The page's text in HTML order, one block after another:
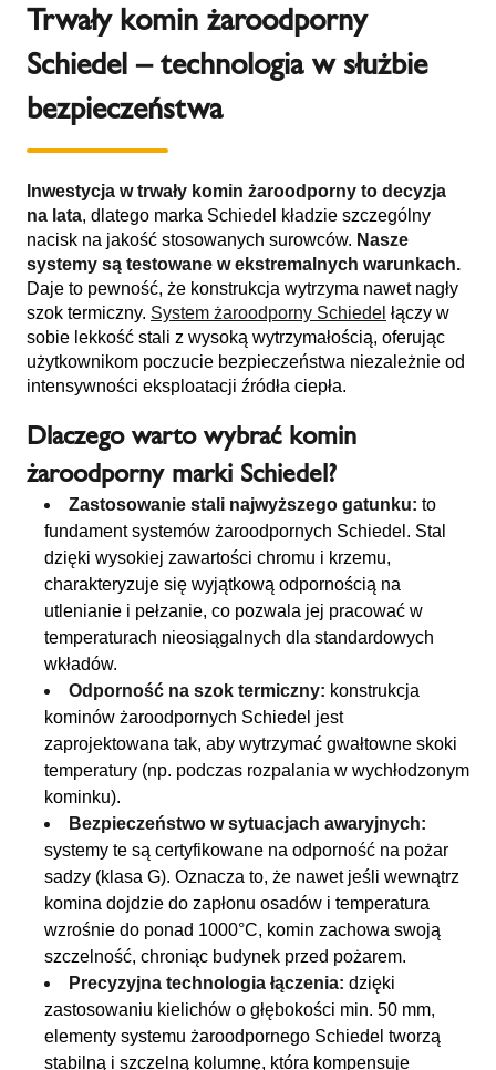
Trwały komin żaroodporny
Schiedel – technologia w służbie
bezpieczeństwa
Inwestycja w trwały komin żaroodporny to decyzja
na lata, dlatego marka Schiedel kładzie szczególny
nacisk na jakość stosowanych surowców. Nasze
systemy są testowane w ekstremalnych warunkach.
Daje to pewność, że konstrukcja wytrzyma nawet nagły
szok termiczny. System żaroodporny Schiedel łączy w
sobie lekkość stali z wysoką wytrzymałością, oferując
użytkownikom poczucie bezpieczeństwa niezależnie od
intensywności eksploatacji źródła ciepła.
Dlaczego warto wybrać komin
żaroodporny marki Schiedel?
Zastosowanie stali najwyższego gatunku: to
fundament systemów żaroodpornych Schiedel. Stal
dzięki wysokiej zawartości chromu i krzemu,
charakteryzuje się wyjątkową odpornością na
utlenianie i pełzanie, co pozwala jej pracować w
temperaturach nieosiągalnych dla standardowych
wkładów.
Odporność na szok termiczny: konstrukcja
kominów żaroodpornych Schiedel jest
zaprojektowana tak, aby wytrzymać gwałtowne skoki
temperatury (np. podczas rozpalania w wychłodzonym
kominku).
Bezpieczeństwo w sytuacjach awaryjnych:
systemy te są certyfikowane na odporność na pożar
sadzy (klasa G). Oznacza to, że nawet jeśli wewnątrz
komina dojdzie do zapłonu osadów i temperatura
wzrośnie do ponad 1000°C, komin zachowa swoją
szczelność, chroniąc budynek przed pożarem.
Precyzyjna technologia łączenia: dzięki
zastosowaniu kielichów o głębokości min. 50 mm,
elementy systemu żaroodpornego Schiedel tworzą
stabilną i szczelną kolumnę, która kompensuje